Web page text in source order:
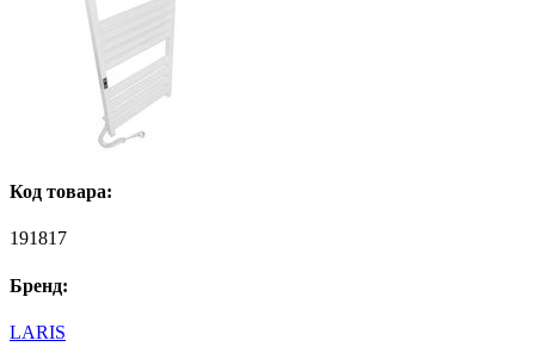
Код товара:
191817
Бренд:
LARIS